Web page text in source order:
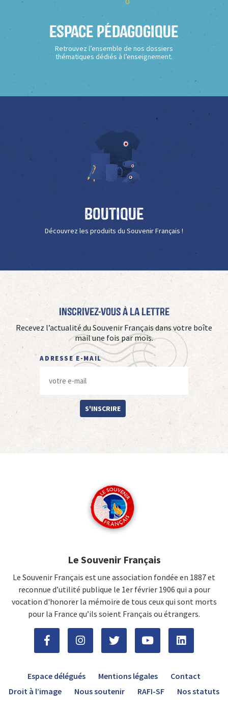
Espace Pédagogique
Retrouvez l’ensemble de nos dossiers
thématiques dédiés à l’enseignement.
Boutique
Découvrez les produits du Souvenir Français !
Inscrivez-vous à La Lettre
Recevez l’actualité du Souvenir Français dans votre boîte
mail une fois par mois.
ADRESSE E-MAIL
S'INSCRIRE
Le Souvenir Français
Le Souvenir Français est une association fondée en 1887 et
reconnue d’utilité publique le 1er février 1906 qui a pour
vocation d'honorer la mémoire de tous ceux qui sont morts
pour la France qu’ils soient Français ou étrangers.
Espace délégués Mentions légales
Contact
Droit à l’image
Nous soutenir RAFI-SF Nos statuts